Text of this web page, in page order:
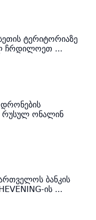
ტერიტორიაზე
ჩრდილოეთ ...
რუსულ ონალინ
ბანკის
ის ...